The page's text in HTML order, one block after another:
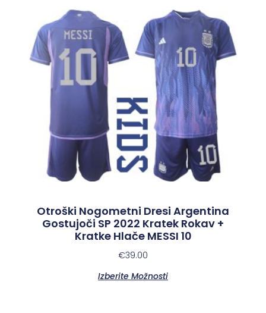
Otroški Nogometni Dresi Argentina
Gostujoči SP 2022 Kratek Rokav +
Kratke Hlače MESSI 10
€39.00
Izberite Možnosti